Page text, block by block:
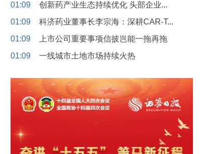
01:09
创新药产业生态持续优化 头部企业...
01:09
科济药业董事长李宗海：深耕CAR-T...
01:09
上市公司重要事项信披岂能一拖再拖
01:09
一线城市土地市场持续火热